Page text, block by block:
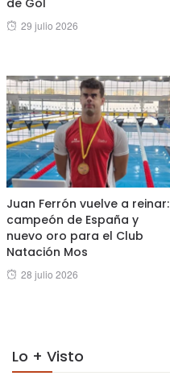
de Gol
Posted
29 julio 2026
Juan Ferrón vuelve a reinar:
campeón de España y
nuevo oro para el Club
Natación Mos
Posted
28 julio 2026
Lo + Visto